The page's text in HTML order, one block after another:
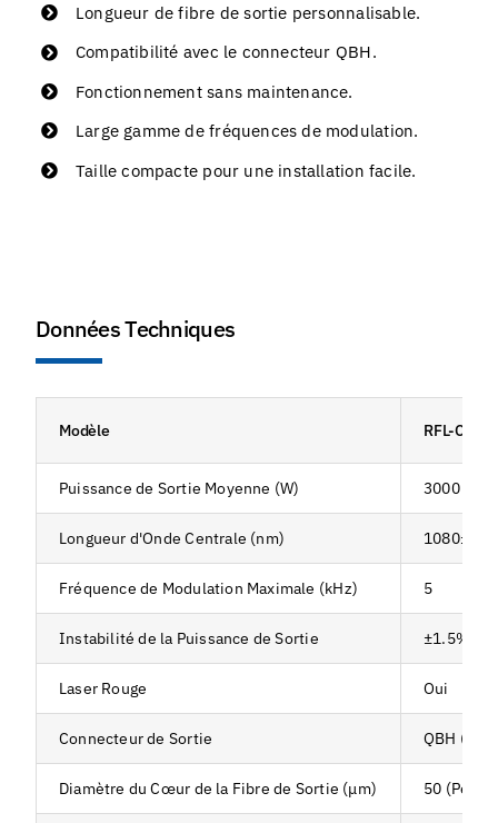
Longueur de fibre de sortie personnalisable.
Compatibilité avec le connecteur QBH.
Fonctionnement sans maintenance.
Large gamme de fréquences de modulation.
Taille compacte pour une installation facile.
Données Techniques
Modèle RFL-
Puissance de Sortie Moyenne (W) 3000
Longueur d'Onde Centrale (nm) 1080±5
Fréquence de Modulation Maximale (kHz) 5
Instabilité de la Puissance de Sortie ±1.5%
Laser Rouge Oui
Connecteur de Sortie QBH
Diamètre du Cœur de la Fibre de Sortie (μm) 50